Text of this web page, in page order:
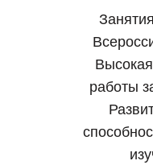
работы